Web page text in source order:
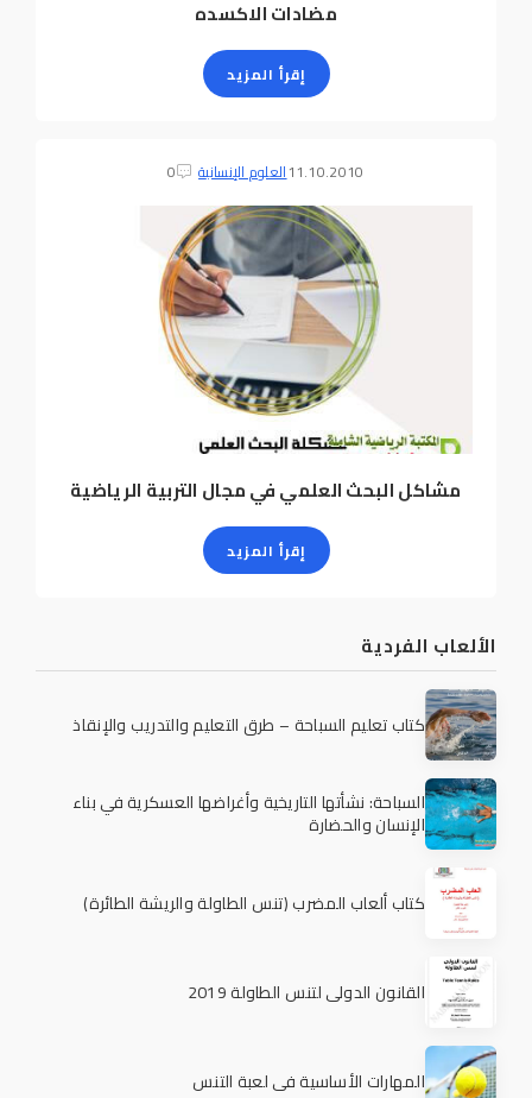
مضادات الاكسده
إقرأ المزيد
11.10.2010العلوم الإنسانية 0
مشاكل البحث العلمي في مجال التربية الرياضية
إقرأ المزيد
الألعاب الفردية
كتاب تعليم السباحة – طرق التعليم والتدريب والإنقاذ
السباحة: نشأتها التاريخية وأغراضها العسكرية في بناء
الإنسان والحضارة
كتاب ألعاب المضرب (تنس الطاولة والريشة الطائرة)
القانون الدولي لتنس الطاولة 2019
المهارات الأساسية في لعبة التنس